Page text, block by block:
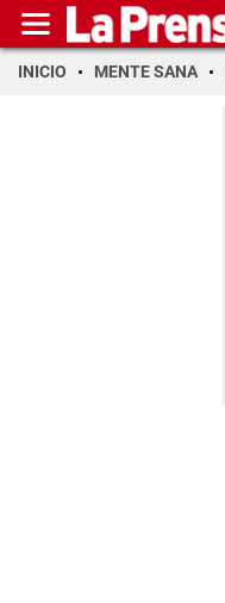
INICIO MENTE SANA